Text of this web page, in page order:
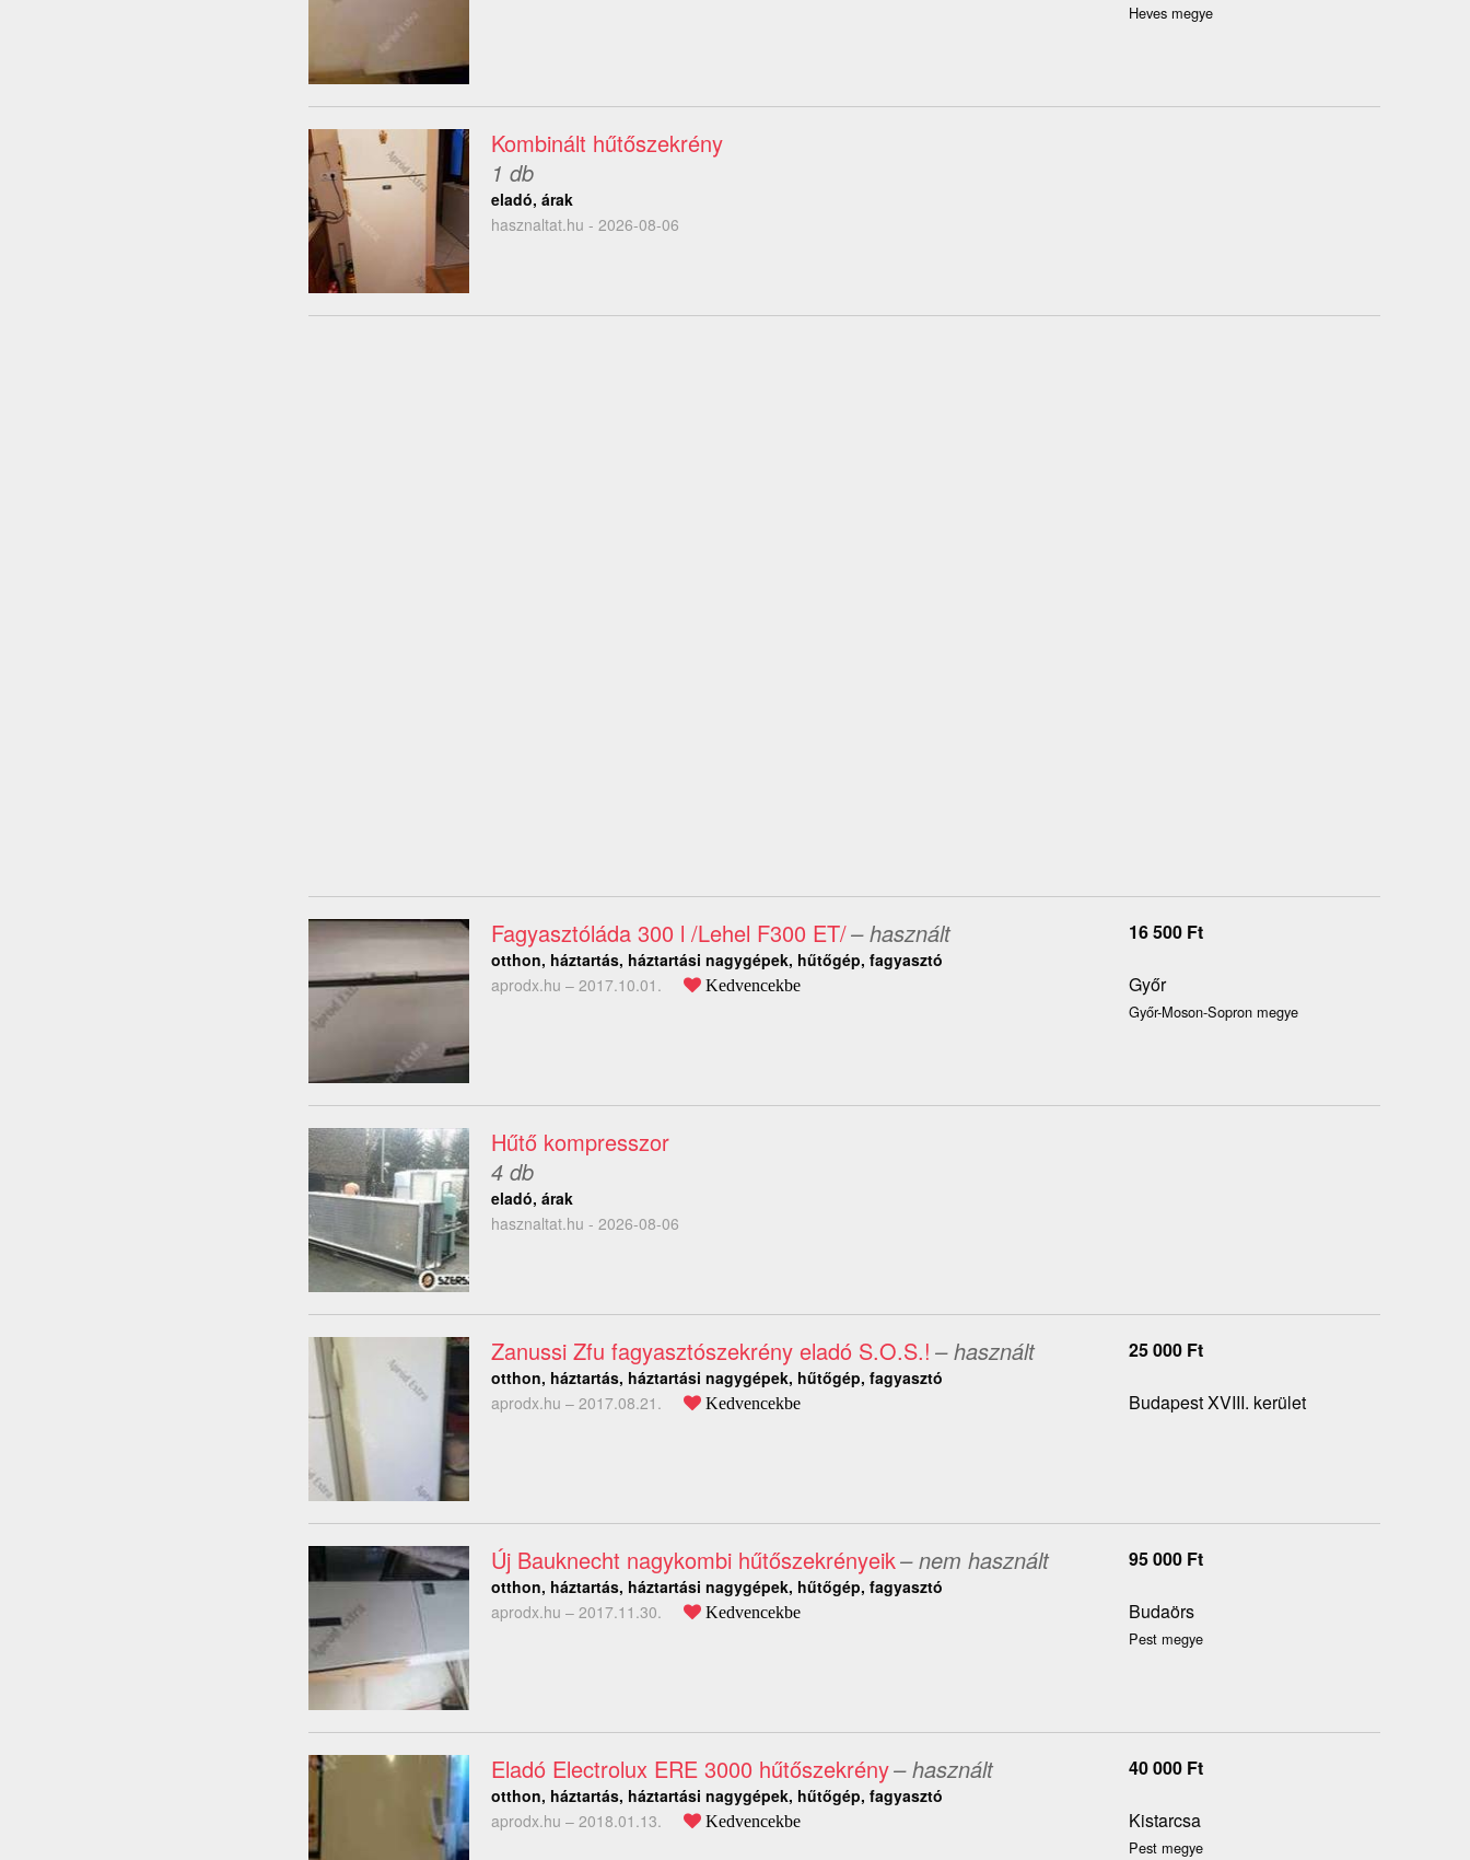
Heves megye
Kombinált hűtőszekrény
1 db
eladó, árak
hasznaltat.hu - 2026-08-06
Fagyasztóláda 300 l /Lehel F300 ET/– használt
otthon, háztartás, háztartási nagygépek, hűtőgép, fagyasztó
aprodx.hu – 2017.10.01. Kedvencekbe
16 500 Ft
Győr
Győr-Moson-Sopron megye
Hűtő kompresszor
4 db
eladó, árak
hasznaltat.hu - 2026-08-06
Zanussi Zfu fagyasztószekrény eladó S.O.S.! – használt
otthon, háztartás, háztartási nagygépek, hűtőgép, fagyasztó
aprodx.hu – 2017.08.21. Kedvencekbe
25 000 Ft
Budapest XVIII. kerület
Új Bauknecht nagykombi hűtőszekrényeik– nem használt
otthon, háztartás, háztartási nagygépek, hűtőgép, fagyasztó
aprodx.hu – 2017.11.30. Kedvencekbe
95 000 Ft
Budaörs
Pest megye
Eladó Electrolux ERE 3000 hűtőszekrény– használt
otthon, háztartás, háztartási nagygépek, hűtőgép, fagyasztó
aprodx.hu – 2018.01.13. Kedvencekbe
40 000 Ft
Kistarcsa
Pest megye